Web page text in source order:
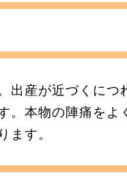
産が近づくにつ
。本物の陣痛をよ
す。